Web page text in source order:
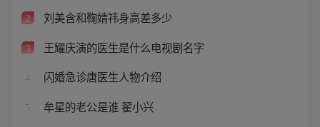
2 刘美含和鞠婧祎身高差多少
3 王耀庆演的医生是什么电视剧名字
4 闪婚急诊唐医生人物介绍
5 牟星的老公是谁 翟小兴